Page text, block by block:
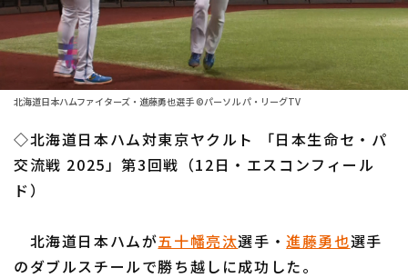
順位表･成績
1軍公式戦
ファーム東地区
ファーム西地区
選手名鑑
選手名鑑トップ
北海道日本ハムファイターズ
東北楽天ゴールデンイーグルス
千葉ロッテマリーンズ
ニュース
設定
北海道日本ハムファイターズ・進藤勇也選手 ©パーソル パ・リーグTV
◇北海道日本ハム対東京ヤクルト 「日本生命セ・パ
交流戦 2025」第3回戦（12日・エスコンフィール
ド）
北海道日本ハムが五十幡亮汰選手・進藤勇也選手
のダブルスチールで勝ち越しに成功した。